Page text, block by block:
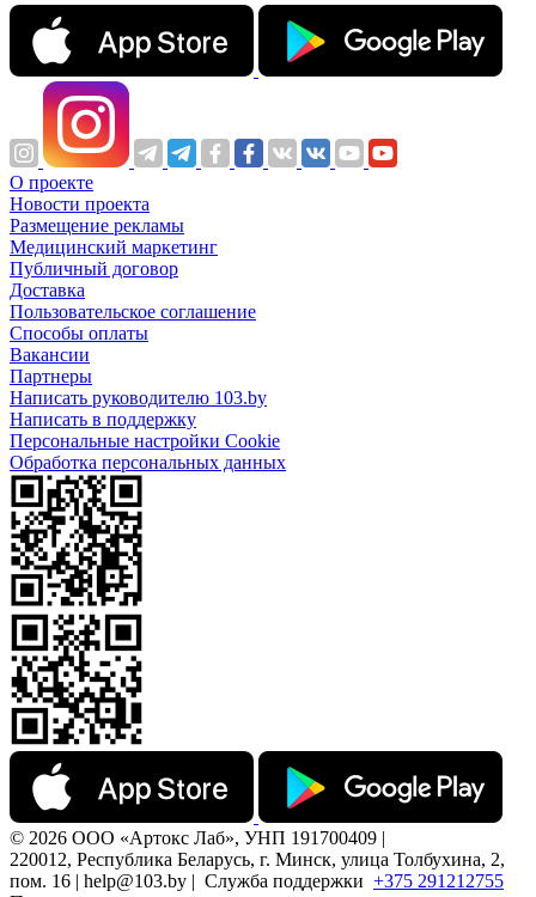
О проекте
Новости проекта
Размещение рекламы
Медицинский маркетинг
Публичный договор
Доставка
Пользовательское соглашение
Способы оплаты
Вакансии
Партнеры
Написать руководителю 103.by
Написать в поддержку
Персональные настройки Cookie
Обработка персональных данных
© 2026 ООО «Артокс Лаб», УНП 191700409 |
220012, Республика Беларусь, г. Минск, улица Толбухина, 2,
пом. 16 | help@103.by | Служба поддержки +375 291212755